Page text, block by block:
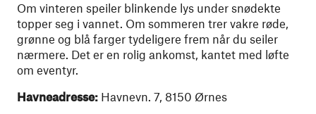
Om vinteren speiler blinkende lys under snødekte
topper seg i vannet. Om sommeren trer vakre røde,
grønne og blå farger tydeligere frem når du seiler
nærmere. Det er en rolig ankomst, kantet med løfte
om eventyr.
Havneadresse: Havnevn. 7, 8150 Ørnes